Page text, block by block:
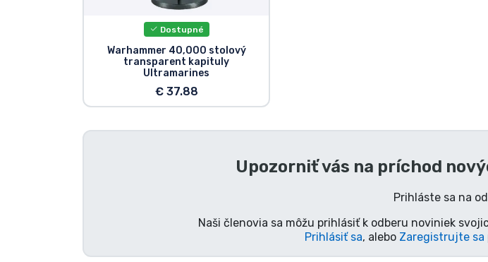
Dostupné
Warhammer 40,000 stolový
transparent kapituly
Ultramarines
€ 37.88
Upozorniť vás na príchod
Prihláste sa na
Naši členovia sa môžu prihlásiť k odberu noviniek
Prihlásiť sa, alebo Zaregistrujte sa
Zoradiť podľa hier
Zoradiť podľa športu
Zoradiť podľa hudby